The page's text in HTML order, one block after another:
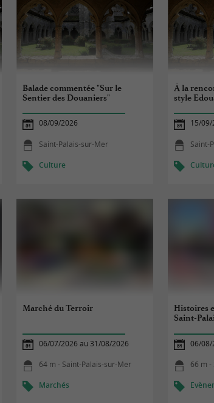
Balade commentée "Sur le
Sentier des Douaniers"
08/09/2026
Saint-Palais-sur-Mer
Culture
À la
style
15/09/
Saint-
Marché du Terroir
06/07/2026 au 31/08/2026
64 m - Saint-Palais-sur-Mer
Marchés
Histoires
Saint-
06/08/
66 m